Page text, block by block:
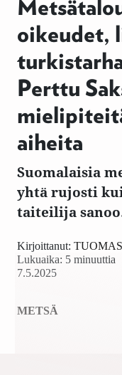
oikeudet,
Perttu
aiheita
Suomalaisia
yhtä rujosti
taiteilija
7.5.2025
Kirjoittanut:
Lukuaika: 5 minuuttia
METSÄ